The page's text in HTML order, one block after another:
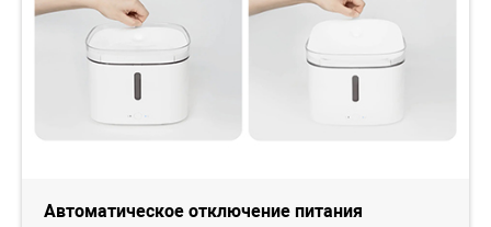
Автоматическое отключение питания